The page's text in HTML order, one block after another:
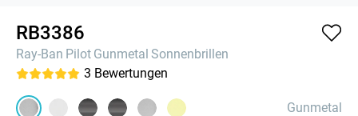
RB3386
Ray-Ban Pilot Gunmetal Sonnenbrillen
3 Bewertungen
Gunmetal